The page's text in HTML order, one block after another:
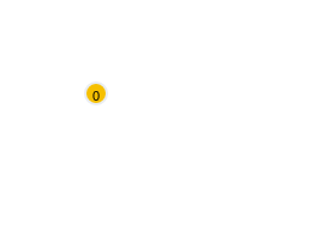
0
A7 (2013-2020), EVA, Черный
продолжая пользоваться сайтом,
конфиденциальности